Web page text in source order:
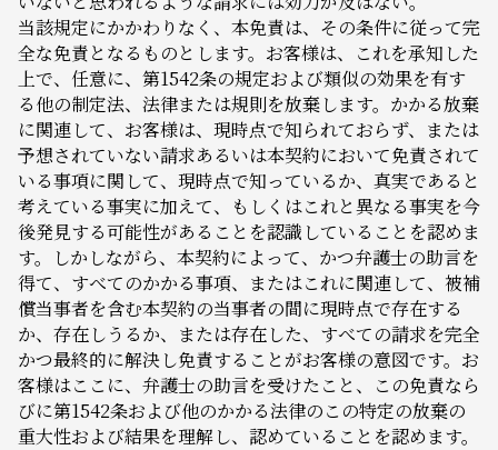
当該規定にかかわりなく、本免責は、その条件に従って完
全な免責となるものとします。お客様は、これを承知した
上で、任意に、第1542条の規定および類似の効果を有す
る他の制定法、法律または規則を放棄します。かかる放棄
に関連して、お客様は、現時点で知られておらず、または
予想されていない請求あるいは本契約において免責されて
いる事項に関して、現時点で知っているか、真実であると
考えている事実に加えて、もしくはこれと異なる事実を今
後発見する可能性があることを認識していることを認めま
す。しかしながら、本契約によって、かつ弁護士の助言を
得て、すべてのかかる事項、またはこれに関連して、被補
償当事者を含む本契約の当事者の間に現時点で存在する
か、存在しうるか、または存在した、すべての請求を完全
かつ最終的に解決し免責することがお客様の意図です。お
客様はここに、弁護士の助言を受けたこと、この免責なら
びに第1542条および他のかかる法律のこの特定の放棄の
重大性および結果を理解し、認めていることを認めます。